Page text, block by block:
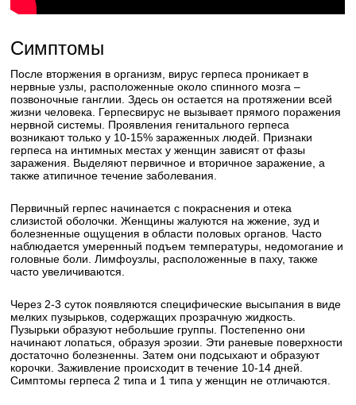
Симптомы
После вторжения в организм, вирус герпеса проникает в
нервные узлы, расположенные около спинного мозга –
позвоночные ганглии. Здесь он остается на протяжении всей
жизни человека. Герпесвирус не вызывает прямого поражения
нервной системы. Проявления генитального герпеса
возникают только у 10-15% зараженных людей. Признаки
герпеса на интимных местах у женщин зависят от фазы
заражения. Выделяют первичное и вторичное заражение, а
также атипичное течение заболевания.
Первичный герпес начинается с покраснения и отека
слизистой оболочки. Женщины жалуются на жжение, зуд и
болезненные ощущения в области половых органов. Часто
наблюдается умеренный подъем температуры, недомогание и
головные боли. Лимфоузлы, расположенные в паху, также
часто увеличиваются.
Через 2-3 суток появляются специфические высыпания в виде
мелких пузырьков, содержащих прозрачную жидкость.
Пузырьки образуют небольшие группы. Постепенно они
начинают лопаться, образуя эрозии. Эти раневые поверхности
достаточно болезненны. Затем они подсыхают и образуют
корочки. Заживление происходит в течение 10-14 дней.
Симптомы герпеса 2 типа и 1 типа у женщин не отличаются.